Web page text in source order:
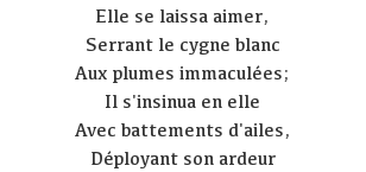
Elle se laissa aimer,
Serrant le cygne blanc
Aux plumes immaculées;
Il s'insinua en elle
Avec battements d'ailes,
Déployant son ardeur